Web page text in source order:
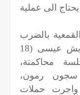
الى عملية
بالضرب
المبرح على الأسير محمد درويش عيسى (18
محاكمتة،
سجون رمون،
حملات